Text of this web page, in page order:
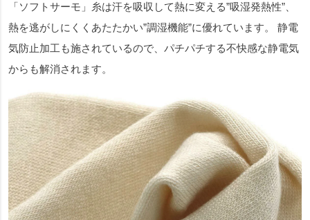
「ソフトサーモ」糸は汗を吸収して熱に変える”吸湿発熱性”、
熱を逃がしにくくあたたかい”調湿機能”に優れています。 静電
気防止加工も施されているので、パチパチする不快感な静電気
からも解消されます。